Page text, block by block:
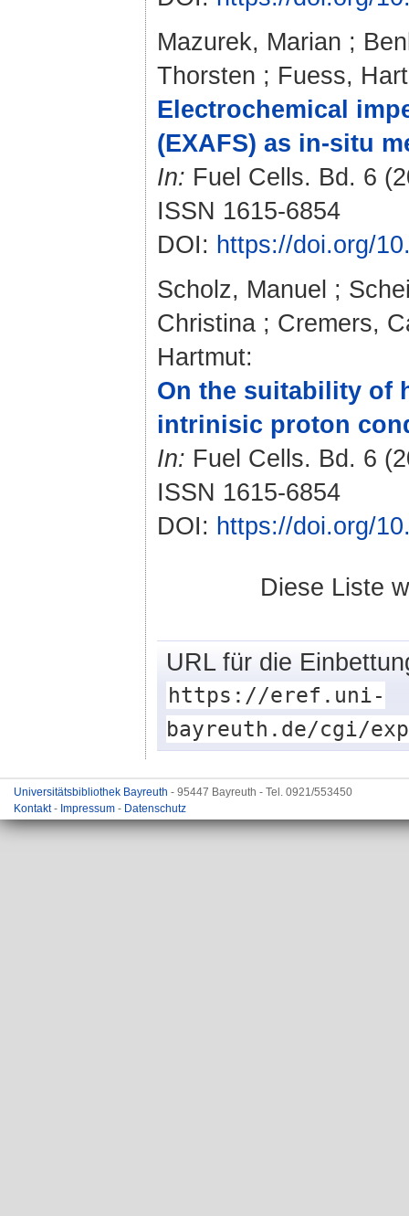
Mazurek, Marian ;
Thorsten ; Fuess,
Electrochemical
(EXAFS) as in-situ
In: Fuel Cells. Bd. 6
ISSN 1615-6854
DOI: https://doi.org/
Scholz, Manuel ;
Christina ; Cremers,
Hartmut:
On the suitability of
intrinisic proton
In: Fuel Cells. Bd. 6
ISSN 1615-6854
DOI: https://doi.org/
Diese Liste
URL für die
https://eref.uni-
bayreuth.de/cgi/
Universitätsbibliothek Bayreuth - 95447 Bayreuth - Tel. 0921/553450
Kontakt- Impressum - Datenschutz